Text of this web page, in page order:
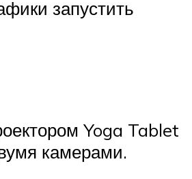
запустить
Yoga Tablet
камерами.